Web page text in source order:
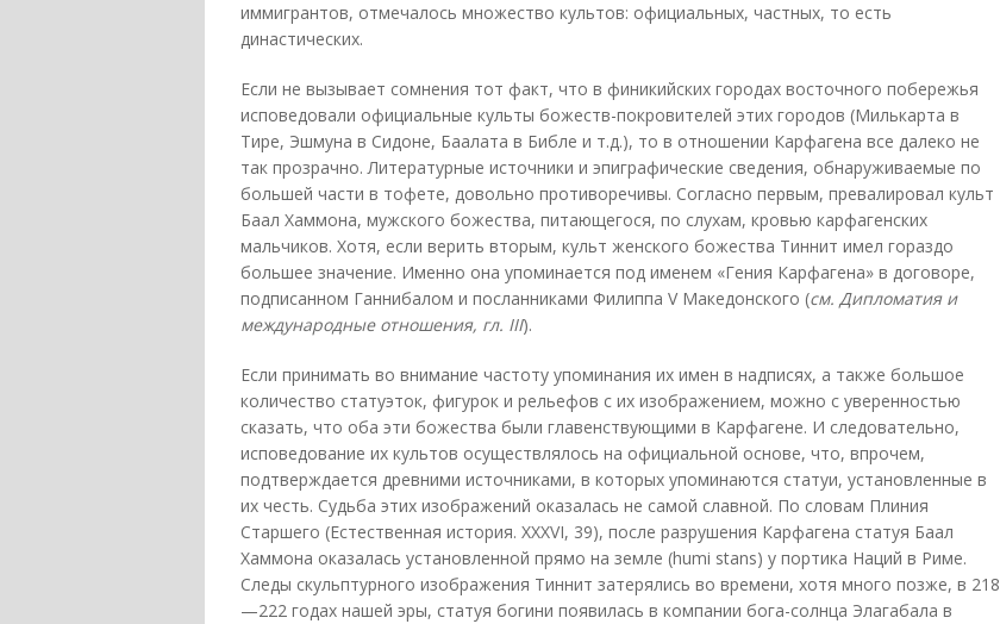
иммигрантов, отмечалось множество культов: официальных, частных, то есть
династических.
Если не вызывает сомнения тот факт, что в финикийских городах восточного побережья
исповедовали официальные культы божеств-покровителей этих городов (Милькарта в
Тире, Эшмуна в Сидоне, Баалата в Библе и т.д.), то в отношении Карфагена все далеко не
так прозрачно. Литературные источники и эпиграфические сведения, обнаруживаемые по
большей части в тофете, довольно противоречивы. Согласно первым, превалировал культ
Баал Хаммона, мужского божества, питающегося, по слухам, кровью карфагенских
мальчиков. Хотя, если верить вторым, культ женского божества Тиннит имел гораздо
большее значение. Именно она упоминается под именем «Гения Карфагена» в договоре,
подписанном Ганнибалом и посланниками Филиппа V Македонского (см. Дипломатия и
международные отношения, гл. III).
Если принимать во внимание частоту упоминания их имен в надписях, а также большое
количество статуэток, фигурок и рельефов с их изображением, можно с уверенностью
сказать, что оба эти божества были главенствующими в Карфагене. И следовательно,
исповедование их культов осуществлялось на официальной основе, что, впрочем,
подтверждается древними источниками, в которых упоминаются статуи, установленные в
их честь. Судьба этих изображений оказалась не самой славной. По словам Плиния
Старшего (Естественная история. XXXVI, 39), после разрушения Карфагена статуя Баал
Хаммона оказалась установленной прямо на земле (humi stans) у портика Наций в Риме.
Следы скульптурного изображения Тиннит затерялись во времени, хотя много позже, в 218
—222 годах нашей эры, статуя богини появилась в компании бога-солнца Элагабала в